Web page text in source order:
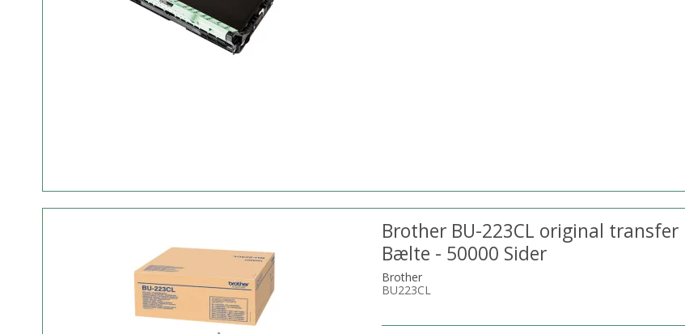
Brother BU-223CL original transfer
Bælte - 50000 Sider
Brother
BU223CL